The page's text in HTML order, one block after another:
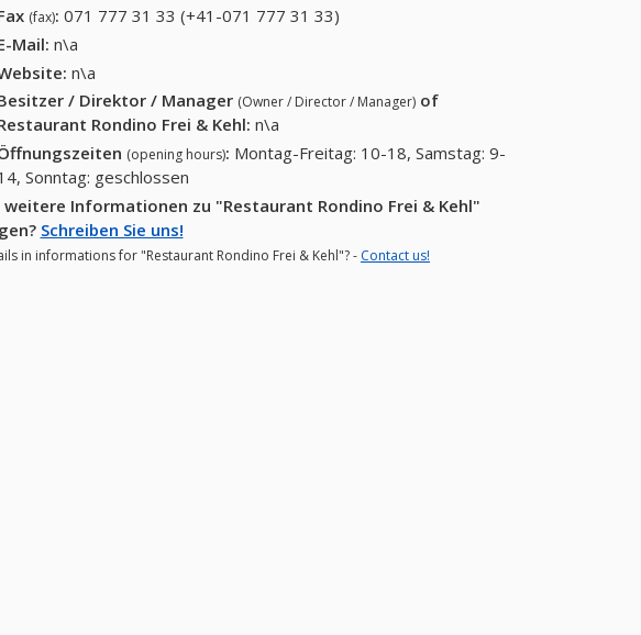
(fax): 071 777 31 33 (+41-071 777 31 33)
Mail: n\a
n\a
/ Direktor / Manager (Owner / Director / Manager) of
Rondino Frei & Kehl: n\a
(opening hours): Montag-Freitag: 10-18, Samstag: 9-
Sonntag: geschlossen
Informationen zu "Restaurant Rondino Frei & Kehl"
Schreiben Sie uns!
in informations for "Restaurant Rondino Frei & Kehl"? - Contact us!